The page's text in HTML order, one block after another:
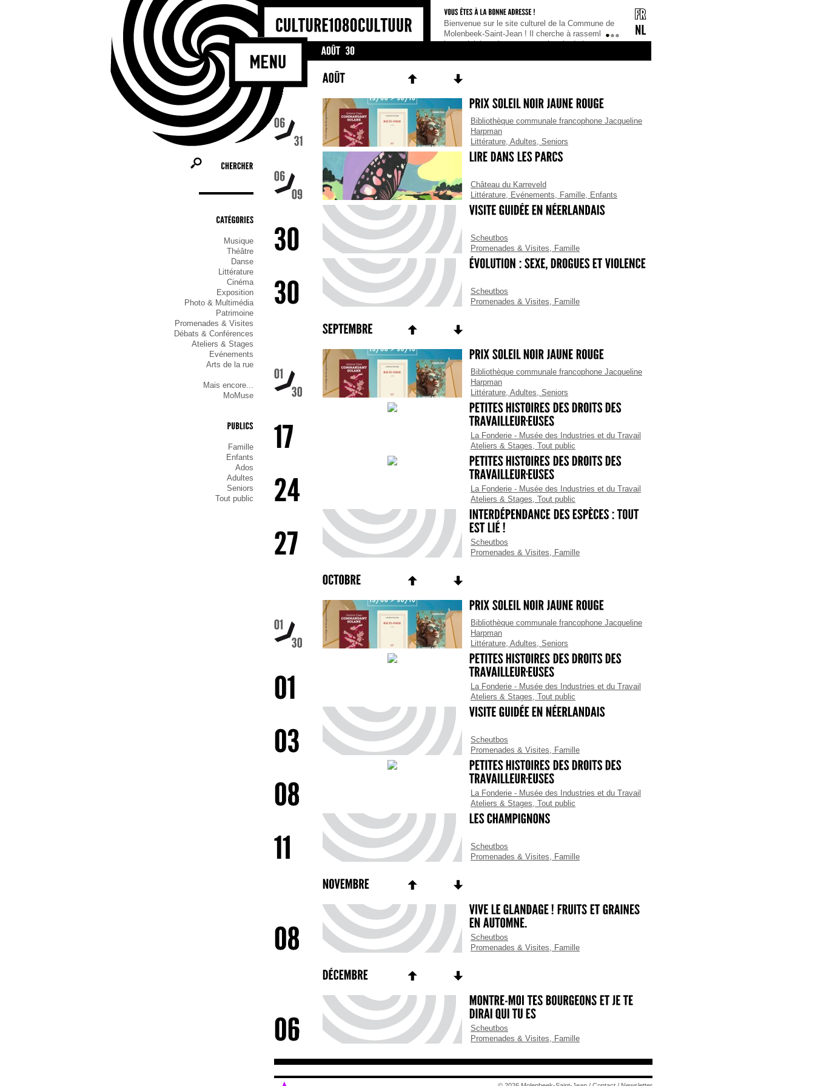
Bienvenue sur le site culturel de la Commune de
Molenbeek-Saint-Jean ! Il cherche à rassembler
les activités et les acteurs culturels de la
commune, tel un portail de référence pour tous
qu’ils soient habitants, association ou
Notre portail culturel édite une lettre d’information
culturelle gratuite.Vous souhaitez la recevoir ?
Bonne idée !Mais préalablement, il faut vous
123
Musique
Théâtre
Danse
Littérature
Cinéma
Exposition
Photo & Multimédia
Patrimoine
Promenades & Visites
Débats & Conférences
Ateliers & Stages
Evénements
Arts de la rue
Mais encore...
MoMuse
Famille
Enfants
Ados
Adultes
Seniors
Tout public
Bibliothèque communale francophone Jacqueline
Harpman
Littérature, Adultes, Seniors
Château du Karreveld
Littérature, Evénements, Famille, Enfants
Scheutbos
Promenades & Visites, Famille
Scheutbos
Promenades & Visites, Famille
Bibliothèque communale francophone Jacqueline
Harpman
Littérature, Adultes, Seniors
La Fonderie - Musée des Industries et du Travail
Ateliers & Stages, Tout public
La Fonderie - Musée des Industries et du Travail
Ateliers & Stages, Tout public
Scheutbos
Promenades & Visites, Famille
Bibliothèque communale francophone Jacqueline
Harpman
Littérature, Adultes, Seniors
La Fonderie - Musée des Industries et du Travail
Ateliers & Stages, Tout public
Scheutbos
Promenades & Visites, Famille
La Fonderie - Musée des Industries et du Travail
Ateliers & Stages, Tout public
Scheutbos
Promenades & Visites, Famille
Scheutbos
Promenades & Visites, Famille
Scheutbos
Promenades & Visites, Famille